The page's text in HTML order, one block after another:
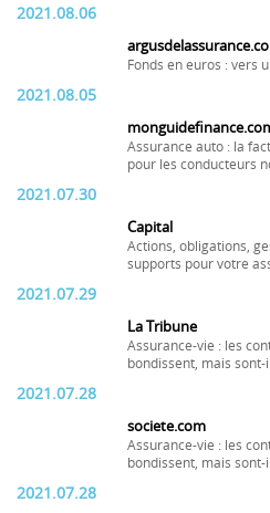
2021.08.06
Fonds en euros : vers
2021.08.05
Assurance auto : la
pour les conducteurs
2021.07.30
Capital
Actions, obligations,
supports pour votre
2021.07.29
La Tribune
Assurance-vie : les
bondissent, mais
2021.07.28
societe.com
Assurance-vie : les
bondissent, mais
2021.07.28